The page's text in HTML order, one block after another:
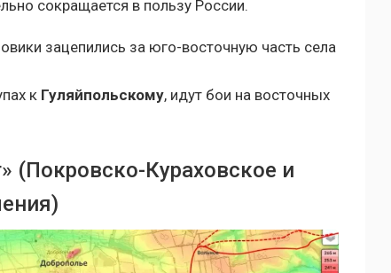
сокращается в пользу России.
зацепились за юго-восточную часть села
к Гуляйпольскому, идут бои на восточных
(Покровско-Кураховское и